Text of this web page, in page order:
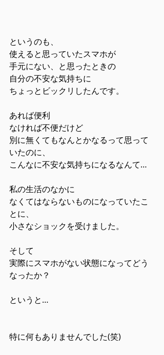
というのも、
使えると思っていたスマホが
手元にない、と思ったときの
自分の不安な気持ちに
ちょっとビックリしたんです。
あれば便利
なければ不便だけど
別に無くてもなんとかなるって思って
いたのに、
こんなに不安な気持ちになるなんて…
私の生活のなかに
なくてはならないものになっていたこ
とに、
小さなショックを受けました。
そして
実際にスマホがない状態になってどう
なったか？
というと…
特に何もありませんでした(笑)